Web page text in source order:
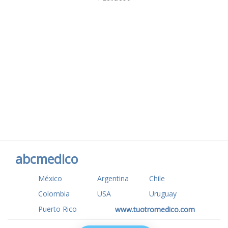
abcmedico
México Argentina
Chile
Colombia
USA
Uruguay
Puerto Rico
www.tuotromedico.com